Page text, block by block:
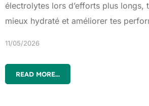
électrolytes lors d’efforts plus longs,
mieux hydraté et améliorer tes
11/05/2026
READ MORE...